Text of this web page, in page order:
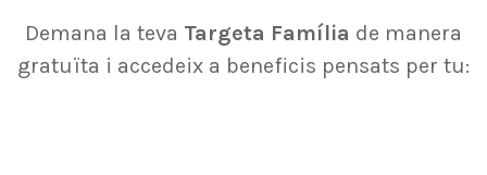
Demana la teva Targeta Família de manera
gratuïta i accedeix a beneficis pensats per tu: